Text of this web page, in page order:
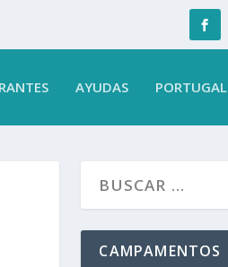
AYUDAS PORTUGAL
CAMPAMENTOS